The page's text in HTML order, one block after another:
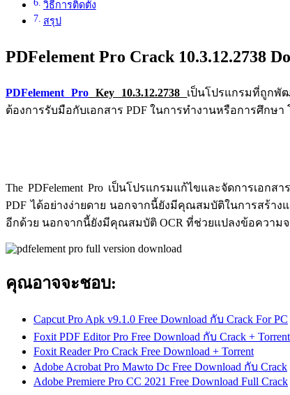
วิธีการติดตั้ง
สรุป
PDFelement Pro Crack 10.3.12.2738
PDFelement Pro Key 10.3.12.2738 เป็นโปรแกรมที่ถูกพั
ต้องการรับมือกับเอกสาร PDF ในการทำงานหรือการศึกษ
The PDFelement Pro เป็นโปรแกรมแก้ไขและจัดการเอ
PDF ได้อย่างง่ายดาย นอกจากนี้ยังมีคุณสมบัติในการสร้าง
อีกด้วย นอกจากนี้ยังมีคุณสมบัติ OCR ที่ช่วยแปลงข้อความ
คุณอาจจะชอบ:
Capcut Pro Apk v9.1.0 Free Download กับ Crack For PC
Foxit PDF Editor Pro Free Download กับ Crack + Torrent
Foxit Reader Pro Crack Free Download + Torrent
Adobe Acrobat Pro Mawto Dc Free Download กับ Crack
Adobe Premiere Pro CC 2021 Free Download Full Crack